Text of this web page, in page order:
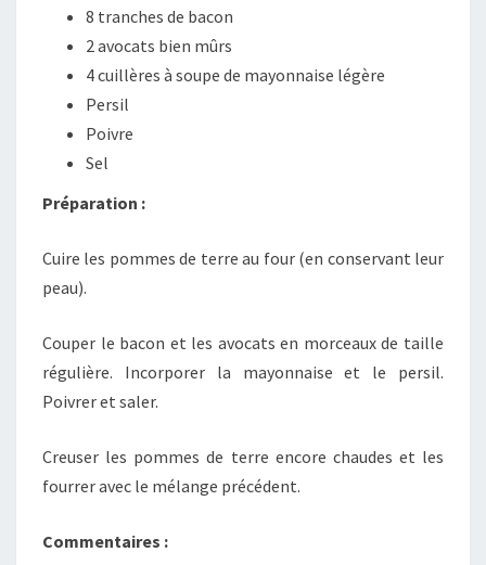
8 tranches de bacon
2 avocats bien mûrs
4 cuillères à soupe de mayonnaise légère
Persil
Poivre
Sel
Préparation :
Cuire les pommes de terre au four (en conservant leur
peau).
Couper le bacon et les avocats en morceaux de taille
régulière. Incorporer la mayonnaise et le persil.
Poivrer et saler.
Creuser les pommes de terre encore chaudes et les
fourrer avec le mélange précédent.
Commentaires :